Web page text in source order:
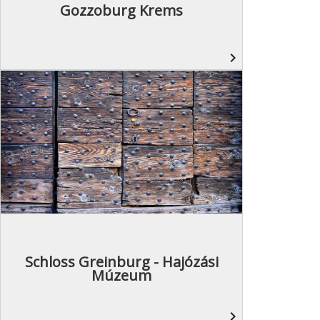
Gozzoburg Krems
navigate_next
Schloss Greinburg - Hajózási
Múzeum
navigate_next